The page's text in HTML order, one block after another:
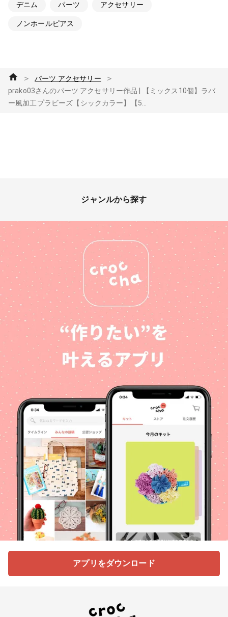
デニム パーツ アクセサリー
ノンホールピアス
＞ パーツ アクセサリー ＞
prako03さんのパーツ アクセサリー作品 | 【ミックス10個】ラバ
ー風加工プラビーズ【シックカラー】【5...
ジャンルから探す
アプリをダウンロード